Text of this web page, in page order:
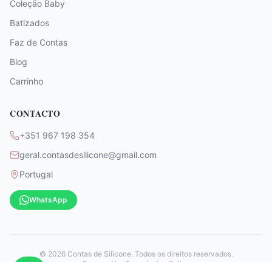
Coleção Baby
Batizados
Faz de Contas
Blog
Carrinho
CONTACTO
+351 967 198 354
geral.contasdesilicone@gmail.com
Portugal
WhatsApp
© 2026Contas de Silicone. Todos os direitos reservados.